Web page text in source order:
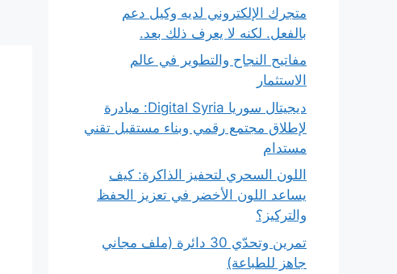
متجرك الإلكتروني لديه وكيل دعم
بالفعل. لكنه لا يعرف ذلك بعد.
مفاتيح النجاح والتطوير في عالم
الاستثمار
ديجيتال سوريا Digital Syria: مبادرة
لإطلاق مجتمع رقمي وبناء مستقبل تقني
مستدام
اللون السحري لتحفيز الذاكرة: كيف
يساعد اللون الأخضر في تعزيز الحفظ
والتركيز؟
تمرين وتحدّي 30 دائرة (ملف مجاني
جاهز للطباعة)